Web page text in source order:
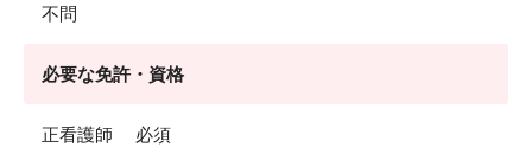
不問
必要な免許・資格
正看護師 必須